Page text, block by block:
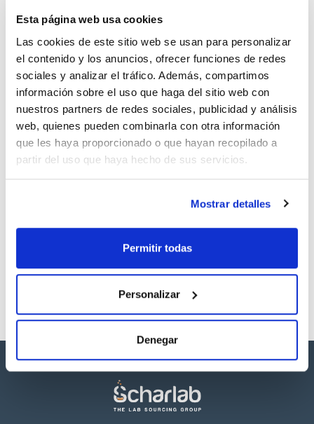
Esta página web usa cookies
Las cookies de este sitio web se usan para personalizar
el contenido y los anuncios, ofrecer funciones de redes
sociales y analizar el tráfico. Además, compartimos
información sobre el uso que haga del sitio web con
nuestros partners de redes sociales, publicidad y análisis
web, quienes pueden combinarla con otra información
que les haya proporcionado o que hayan recopilado a
partir del uso que haya hecho de sus servicios.
Mostrar detalles
Permitir todas
Personalizar
Denegar
Capacidad
PO03751000
x 1 l :: Botella de
Comprar
Ver stock